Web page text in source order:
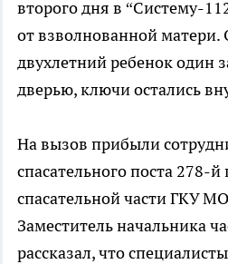
второго дня в “Систему-
от взволнованной матери.
двухлетний ребенок один
дверью, ключи остались
На вызов прибыли
спасательного поста 278-
спасательной части ГКУ
Заместитель начальника
рассказал, что